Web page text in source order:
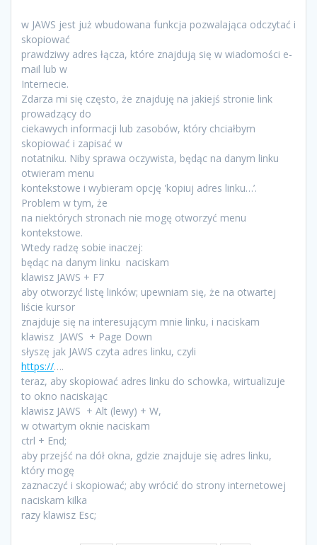
w JAWS jest już wbudowana funkcja pozwalająca odczytać i
skopiować
prawdziwy adres łącza, które znajdują się w wiadomości e-
mail lub w
Internecie.
Zdarza mi się często, że znajduję na jakiejś stronie link
prowadzący do
ciekawych informacji lub zasobów, który chciałbym
skopiować i zapisać w
notatniku. Niby sprawa oczywista, będąc na danym linku
otwieram menu
kontekstowe i wybieram opcję 'kopiuj adres linku…’.
Problem w tym, że
na niektórych stronach nie mogę otworzyć menu
kontekstowe.
Wtedy radzę sobie inaczej:
będąc na danym linku naciskam
klawisz JAWS + F7
aby otworzyć listę linków; upewniam się, że na otwartej
liście kursor
znajduje się na interesującym mnie linku, i naciskam
klawisz JAWS + Page Down
słyszę jak JAWS czyta adres linku, czyli
https://….
teraz, aby skopiować adres linku do schowka, wirtualizuje
to okno naciskając
klawisz JAWS + Alt (lewy) + W,
w otwartym oknie naciskam
ctrl + End;
aby przejść na dół okna, gdzie znajduje się adres linku,
który mogę
zaznaczyć i skopiować; aby wrócić do strony internetowej
naciskam kilka
razy klawisz Esc;